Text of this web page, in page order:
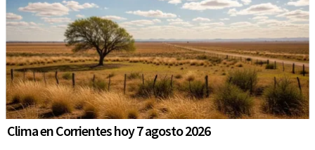
Clima en Corrientes hoy 7 agosto 2026